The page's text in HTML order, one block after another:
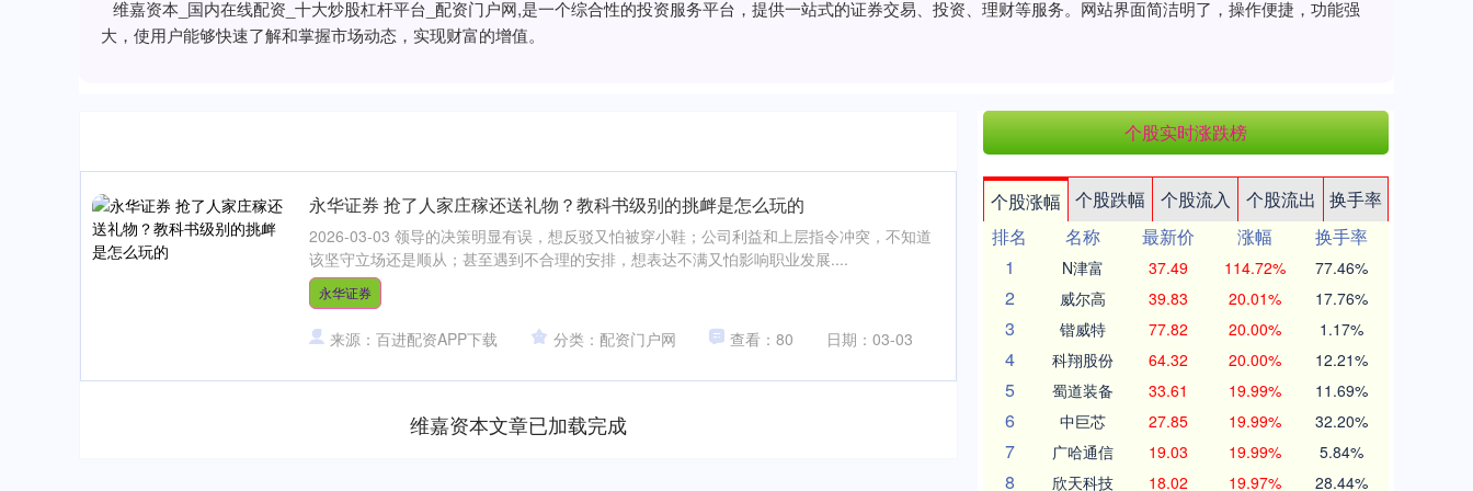
维嘉资本_国内在线配资_十大炒股杠杆平台_配资门户网,是一个综合性的投资服务平台，提供一站式的证券交易、投资、理财等服务。网站界面简洁明了，操作便捷，功能强
大，使用户能够快速了解和掌握市场动态，实现财富的增值。
永华证券 抢了人家庄稼还送礼物？教科书级别的挑衅是怎么玩的
2026-03-03 领导的决策明显有误，想反驳又怕被穿小鞋；公司利益和上层指令冲突，不知道
该坚守立场还是顺从；甚至遇到不合理的安排，想表达不满又怕影响职业发展....
永华证券
来源：百进配资APP下载 分类：配资门户网 查看：80 日期：03-03
维嘉资本文章已加载完成
个股实时涨跌榜
个股涨幅 个股跌幅 个股流入 个股流出
换手率
排名
名称 最新价 涨幅
换手率
1
N津富 37.49 114.72% 77.46%
2 威尔高 39.83 20.01% 17.76%
3 锴威特 77.82 20.00% 1.17%
4 科翔股份 64.32 20.00% 12.21%
5 蜀道装备 33.61 19.99% 11.69%
6 中巨芯 27.85 19.99% 32.20%
7 广哈通信 19.03 19.99% 5.84%
8 欣天科技 18.02 19.97% 28.44%